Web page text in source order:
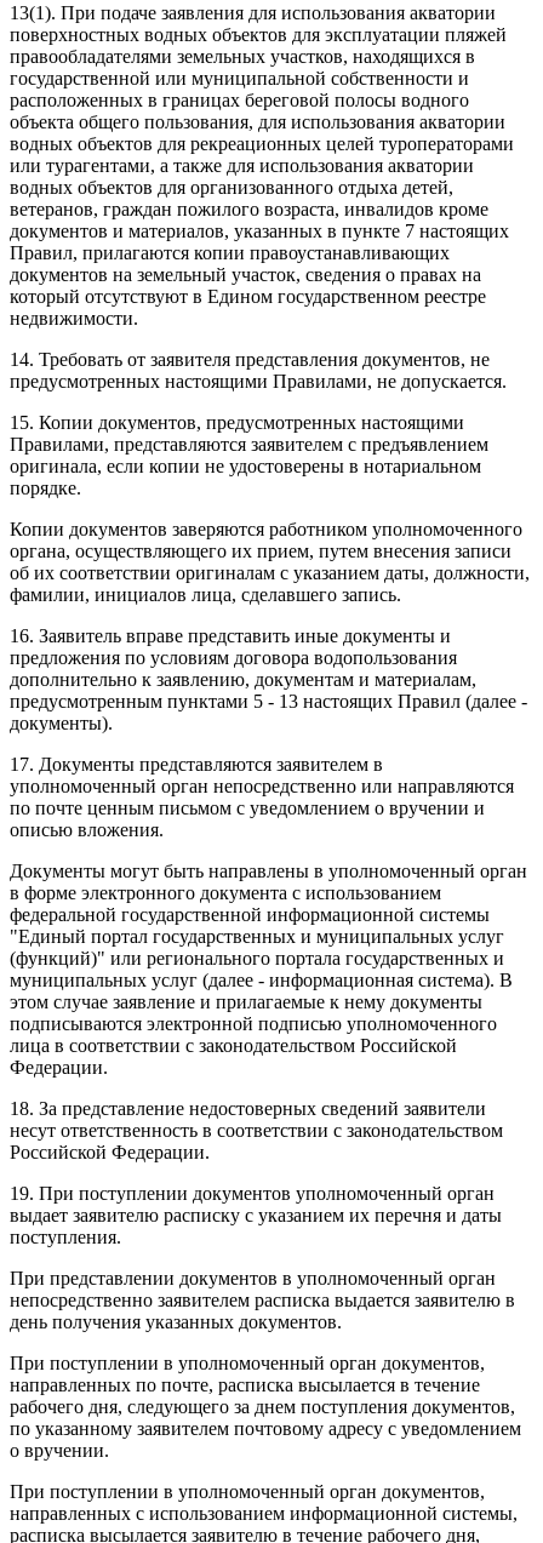
13(1). При подаче заявления для использования акватории
поверхностных водных объектов для эксплуатации пляжей
правообладателями земельных участков, находящихся в
государственной или муниципальной собственности и
расположенных в границах береговой полосы водного
объекта общего пользования, для использования акватории
водных объектов для рекреационных целей туроператорами
или турагентами, а также для использования акватории
водных объектов для организованного отдыха детей,
ветеранов, граждан пожилого возраста, инвалидов кроме
документов и материалов, указанных в пункте 7 настоящих
Правил, прилагаются копии правоустанавливающих
документов на земельный участок, сведения о правах на
который отсутствуют в Едином государственном реестре
недвижимости.
14. Требовать от заявителя представления документов, не
предусмотренных настоящими Правилами, не допускается.
15. Копии документов, предусмотренных настоящими
Правилами, представляются заявителем с предъявлением
оригинала, если копии не удостоверены в нотариальном
порядке.
Копии документов заверяются работником уполномоченного
органа, осуществляющего их прием, путем внесения записи
об их соответствии оригиналам с указанием даты, должности,
фамилии, инициалов лица, сделавшего запись.
16. Заявитель вправе представить иные документы и
предложения по условиям договора водопользования
дополнительно к заявлению, документам и материалам,
предусмотренным пунктами 5 - 13 настоящих Правил (далее -
документы).
17. Документы представляются заявителем в
уполномоченный орган непосредственно или направляются
по почте ценным письмом с уведомлением о вручении и
описью вложения.
Документы могут быть направлены в уполномоченный орган
в форме электронного документа с использованием
федеральной государственной информационной системы
"Единый портал государственных и муниципальных услуг
(функций)" или регионального портала государственных и
муниципальных услуг (далее - информационная система). В
этом случае заявление и прилагаемые к нему документы
подписываются электронной подписью уполномоченного
лица в соответствии с законодательством Российской
Федерации.
18. За представление недостоверных сведений заявители
несут ответственность в соответствии с законодательством
Российской Федерации.
19. При поступлении документов уполномоченный орган
выдает заявителю расписку с указанием их перечня и даты
поступления.
При представлении документов в уполномоченный орган
непосредственно заявителем расписка выдается заявителю в
день получения указанных документов.
При поступлении в уполномоченный орган документов,
направленных по почте, расписка высылается в течение
рабочего дня, следующего за днем поступления документов,
по указанному заявителем почтовому адресу с уведомлением
о вручении.
При поступлении в уполномоченный орган документов,
направленных с использованием информационной системы,
расписка высылается заявителю в течение рабочего дня,